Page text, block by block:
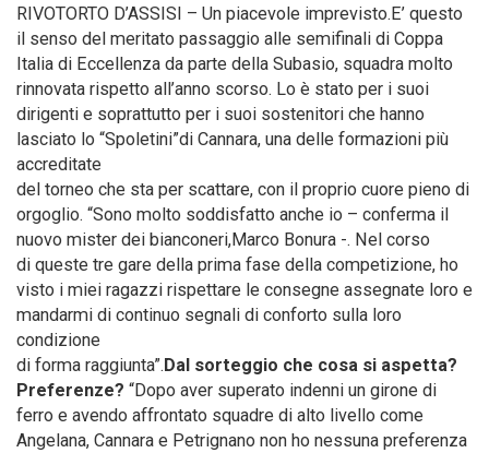
RIVOTORTO D’ASSISI – Un piacevole imprevisto.E’ questo
il senso del meritato passaggio alle semifinali di Coppa
Italia di Eccellenza da parte della Subasio, squadra molto
rinnovata rispetto all’anno scorso. Lo è stato per i suoi
dirigenti e soprattutto per i suoi sostenitori che hanno
lasciato lo “Spoletini”di Cannara, una delle formazioni più
accreditate
del torneo che sta per scattare, con il proprio cuore pieno di
orgoglio. “Sono molto soddisfatto anche io – conferma il
nuovo mister dei bianconeri,Marco Bonura -. Nel corso
di queste tre gare della prima fase della competizione, ho
visto i miei ragazzi rispettare le consegne assegnate loro e
mandarmi di continuo segnali di conforto sulla loro
condizione
di forma raggiunta”.Dal sorteggio che cosa si aspetta?
Preferenze? “Dopo aver superato indenni un girone di
ferro e avendo affrontato squadre di alto livello come
Angelana, Cannara e Petrignano non ho nessuna preferenza